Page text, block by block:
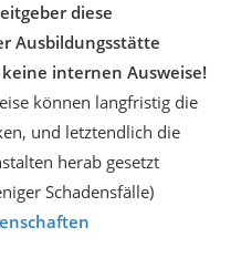
diese
Ausbildungsstätte
internen Ausweise!
können langfristig die
und letztendlich die
herab gesetzt
Schadensfälle)